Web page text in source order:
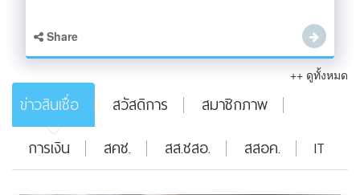
Share
++ ดูทั้งหมด
ข่าวสินเชื่อ สวัสดิการ
สมาชิกภาพ
การเงิน
สคช. สส.ชสอ. สสอค. IT